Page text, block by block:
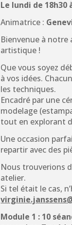
Le lundi de 18h30
Animatrice :
Bienvenue à notre
artistique !
Que vous soyez
à vos idées.
les techniques.
Encadré par une
modelage
tout en explorant
Une occasion
repartir avec des
Nous trouverions
atelier.
Si tel était le cas,
Module 1 : 10